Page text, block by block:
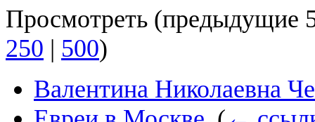
Просмотреть (предыдущие
250 | 500)
Валентина Николаевна